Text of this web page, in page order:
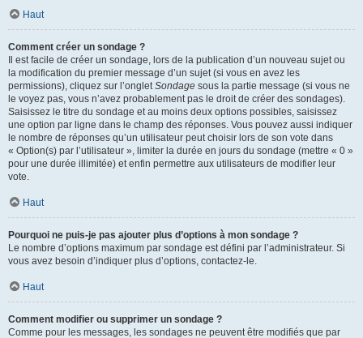
Haut
Comment créer un sondage ?
Il est facile de créer un sondage, lors de la publication d’un nouveau sujet ou
la modification du premier message d’un sujet (si vous en avez les
permissions), cliquez sur l’ongletSondage sous la partie message (si vous ne
le voyez pas, vous n’avez probablement pas le droit de créer des sondages).
Saisissez le titre du sondage et au moins deux options possibles, saisissez
une option par ligne dans le champ des réponses. Vous pouvez aussi indiquer
le nombre de réponses qu’un utilisateur peut choisir lors de son vote dans
« Option(s) par l’utilisateur », limiter la durée en jours du sondage (mettre « 0 »
pour une durée illimitée) et enfin permettre aux utilisateurs de modifier leur
vote.
Haut
Pourquoi ne puis-je pas ajouter plus d’options à mon sondage ?
Le nombre d’options maximum par sondage est défini par l’administrateur. Si
vous avez besoin d’indiquer plus d’options, contactez-le.
Haut
Comment modifier ou supprimer un sondage ?
Comme pour les messages, les sondages ne peuvent être modifiés que par